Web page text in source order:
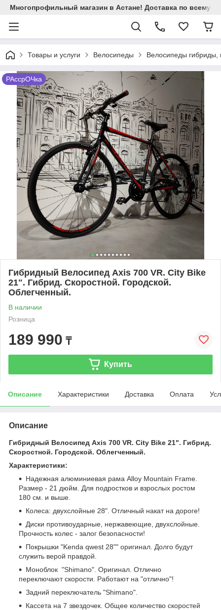
Многопрофильный магазин в Астане! Доставка по всему
Товары и услуги Велосипеды Велосипеды гибриды,
РАссрОЧка
Гибридный Велосипед Axis 700 VR. City Bike
21". Гибрид. Скоростной. Городской.
Облегченный.
В наличии
Розница
189 990 ₸
Купить
Описание Характеристики Доставка Оплата
Описание
Гибридный Велосипед Axis 700 VR. City Bike 21". Гибрид.
Скоростной. Городской. Облегченный.
Характеристики:
Надежная алюминиевая рама Alloy Mountain Frame.
Размер - 21 дюйм. Для подростков и взрослых ростом
180 см. и выше.
Колеса: двухслойные 28". Отличный накат на дороге!
Диски противоударные, нержавеющие, двухслойные.
Прочность колес - залог безопасности!
Покрышки "Kenda qwest 28"" оригинал. Долго будут
служить верой правдой.
Моноблок "Shimano". Оригинал. Отлично
переключают скорости. Работают на "отлично"!
Задний переключатель "Shimano".
Кассета на 7 звездочек. Общее количество скоростей